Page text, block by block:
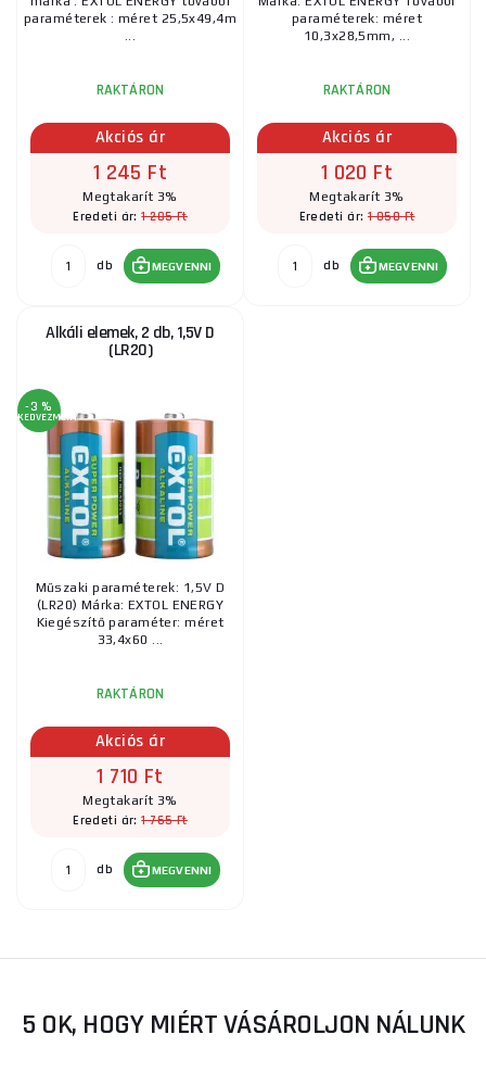
paraméterek : méret 25,5x49,4m
...
RAKTÁRON
Akciós ár
1 245 Ft
Megtakarít 3%
Eredeti ár:1 285 Ft
db MEGVENNI
paraméterek: méret
10,3x28,5mm, ...
RAKTÁRON
Akciós ár
1 020 Ft
Megtakarít 3%
Eredeti ár:1 050 Ft
db MEGVENNI
Alkáli elemek, 2 db, 1,5V D
(LR20)
-3 %
KEDVEZMÉNY
Műszaki paraméterek: 1,5V D
(LR20) Márka: EXTOL ENERGY
Kiegészítő paraméter: méret
33,4x60 ...
RAKTÁRON
Akciós ár
1 710 Ft
Megtakarít 3%
Eredeti ár:1 765 Ft
db MEGVENNI
5 OK, HOGY MIÉRT VÁSÁROLJON NÁLUNK